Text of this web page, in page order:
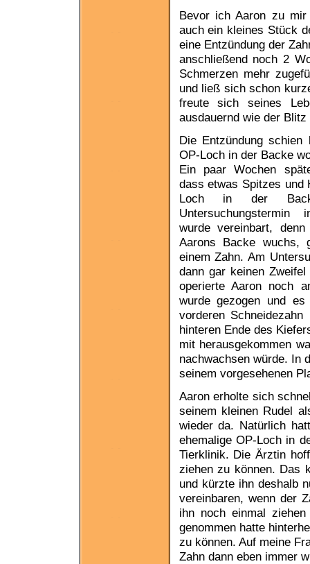
Bevor ich Aaron zu
auch ein kleines Stück
eine Entzündung der
anschließend noch 2
Schmerzen mehr
und ließ sich schon
freute sich seines
ausdauernd wie der
Die Entzündung schien
OP-Loch in der Backe
Ein paar Wochen
dass etwas Spitzes und
Loch in der
wurde vereinbart,
Aarons Backe wuchs,
einem Zahn. Am
dann gar keinen
operierte Aaron noch
wurde gezogen und
vorderen
hinteren Ende des
mit herausgekommen
nachwachsen würde. In
seinem vorgesehenen
Aaron erholte sich
seinem kleinen Rudel
wieder da. Natürlich
ehemalige OP-Loch in
Tierklinik. Die Ärztin
ziehen zu können. Das
und kürzte ihn deshalb
vereinbaren, wenn der
ihn noch einmal
genommen hatte
zu können. Auf meine
Zahn dann eben immer